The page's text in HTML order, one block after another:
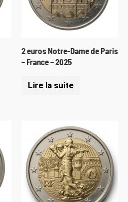
2 euros Notre-Dame de Paris
– France – 2025
Lire la suite